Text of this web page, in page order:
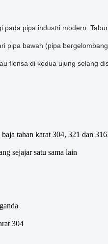
pipa industri modern.
pipa bawah (pipa
flensa di kedua ujung selang
tahan karat 304, 321 dan
sejajar satu sama lain
304